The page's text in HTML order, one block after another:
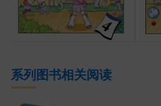
系列图书相关阅读